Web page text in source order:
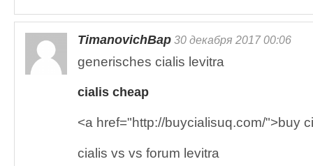
TimanovichBap 30 декабря 2017 00:06
generisches cialis levitra
cialis cheap
<a href="http://buycialisuq.com/">buy
cialis vs vs forum levitra